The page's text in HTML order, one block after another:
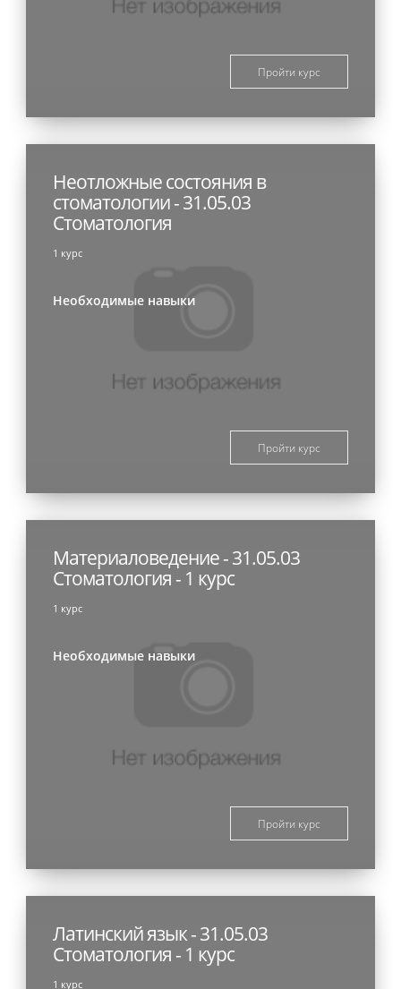
Пройти курс
Неотложные состояния в
стоматологии - 31.05.03
Стоматология
1 курс
Необходимые навыки
Пройти курс
Материаловедение - 31.05.03
Стоматология - 1 курс
1 курс
Необходимые навыки
Пройти курс
Латинский язык - 31.05.03
Стоматология - 1 курс
1 курс